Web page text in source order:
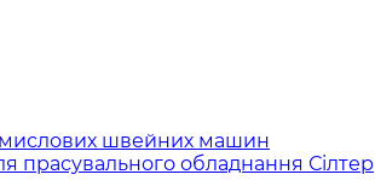
швейних машин
прасувального обладнання Сілтер